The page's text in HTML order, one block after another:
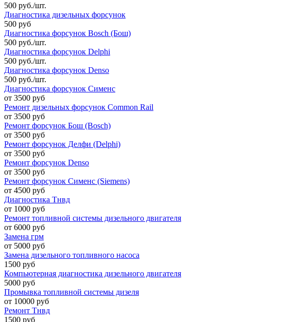
500 руб./шт.
Диагностика дизельных форсунок
500 руб
Диагностика форсунок Bosch (Бош)
500 руб./шт.
Диагностика форсунок Delphi
500 руб./шт.
Диагностика форсунок Denso
500 руб./шт.
Диагностика форсунок Сименс
от 3500 руб
Ремонт дизельных форсунок Common Rail
от 3500 руб
Ремонт форсунок Бош (Bosch)
от 3500 руб
Ремонт форсунок Делфи (Delphi)
от 3500 руб
Ремонт форсунок Denso
от 3500 руб
Ремонт форсунок Сименс (Siemens)
от 4500 руб
Диагностика Тнвд
от 1000 руб
Ремонт топливной системы дизельного двигателя
от 6000 руб
Замена грм
от 5000 руб
Замена дизельного топливного насоса
1500 руб
Компьютерная диагностика дизельного двигателя
5000 руб
Промывка топливной системы дизеля
от 10000 руб
Ремонт Тнвд
1500 руб